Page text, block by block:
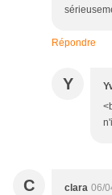
Répondre
Y
C clara 06/